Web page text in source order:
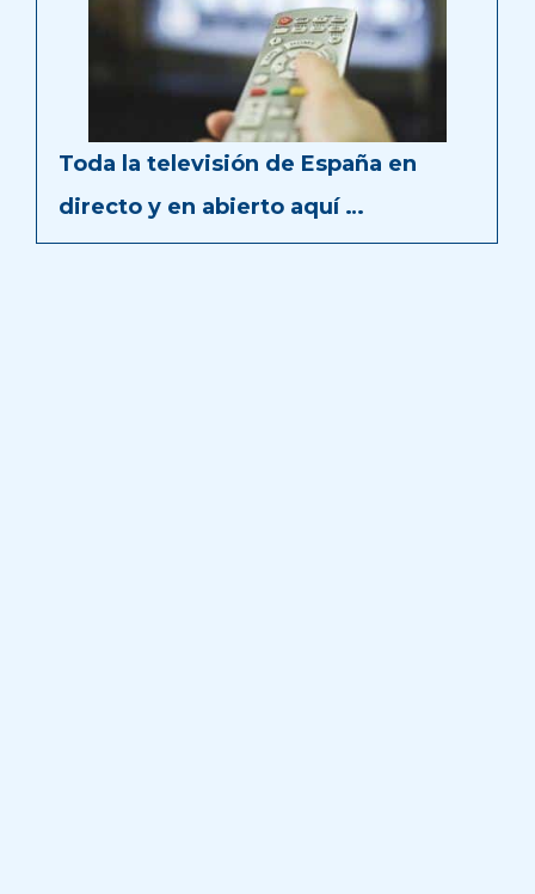
Toda la televisión de España en
directo y en abierto aquí …